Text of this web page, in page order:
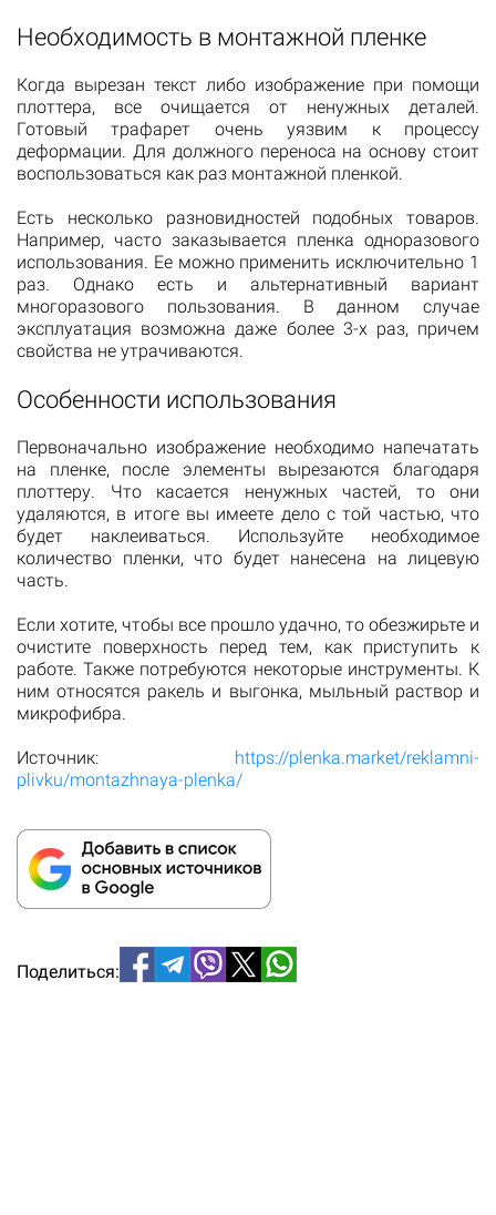
Необходимость в монтажной пленке
Когда вырезан текст либо изображение при помощи
плоттера, все очищается от ненужных деталей.
Готовый трафарет очень уязвим к процессу
деформации. Для должного переноса на основу стоит
воспользоваться как раз монтажной пленкой.
Есть несколько разновидностей подобных товаров.
Например, часто заказывается пленка одноразового
использования. Ее можно применить исключительно 1
раз. Однако есть и альтернативный вариант
многоразового пользования. В данном случае
эксплуатация возможна даже более 3-х раз, причем
свойства не утрачиваются.
Особенности использования
Первоначально изображение необходимо напечатать
на пленке, после элементы вырезаются благодаря
плоттеру. Что касается ненужных частей, то они
удаляются, в итоге вы имеете дело с той частью, что
будет наклеиваться. Используйте необходимое
количество пленки, что будет нанесена на лицевую
часть.
Если хотите, чтобы все прошло удачно, то обезжирьте и
очистите поверхность перед тем, как приступить к
работе. Также потребуются некоторые инструменты. К
ним относятся ракель и выгонка, мыльный раствор и
микрофибра.
Источник: https://plenka.market/reklamni-
plivku/montazhnaya-plenka/
Поделиться: